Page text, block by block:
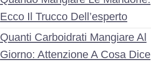
Ecco Il Trucco Dell’esperto
Quanti Carboidrati Mangiare Al
Giorno: Attenzione A Cosa Dice